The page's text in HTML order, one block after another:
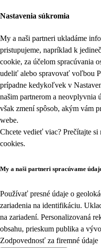
Nastavenia súkromia
My a naši partneri ukladáme
pristupujeme, napríklad k
cookie, za účelom spracúvania
udeliť alebo spravovať voľbou
prípadne kedykoľvek v
našim partnerom a neovplyvnia
však zmení spôsob, akým vám
webe.
Chcete vedieť viac? Prečítajte si
cookies.
My a naši partneri spracúvame
Používať presné údaje o
zariadenia na identifikáciu.
na zariadení. Personalizovaná
obsahu, prieskum publika a
Zodpovednosť za firemné údaje